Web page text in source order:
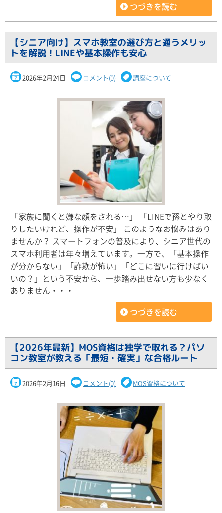
つづきを読む
【シニア向け】スマホ教室の選び方と通うメリッ
トを解説！LINEや基本操作も安心
2026年2月24日 コメント(0) 講座について
「家族に聞くと嫌な顔をされる…」 「LINEで孫とやり取
りしたいけれど、操作が不安」 このようなお悩みはあり
ませんか？ スマートフォンの普及により、シニア世代の
スマホ利用者は年々増えています。一方で、「基本操作
が分からない」「詐欺が怖い」「どこに習いに行けばい
いの？」という不安から、一歩踏み出せない方も少なく
ありません・・・
つづきを読む
【2026年最新】MOS資格は独学で取れる？パソ
コン教室が教える「最短・確実」な合格ルート
2026年2月16日 コメント(0) MOS資格について